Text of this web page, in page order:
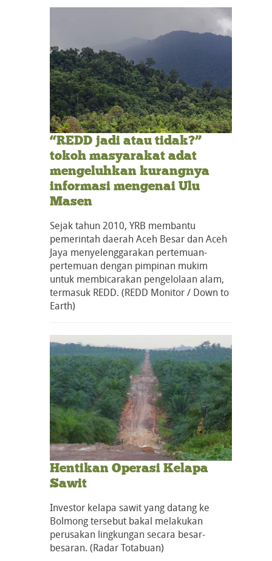
“REDD jadi atau tidak?”
tokoh masyarakat adat
mengeluhkan kurangnya
informasi mengenai Ulu
Masen
Sejak tahun 2010, YRB membantu
pemerintah daerah Aceh Besar dan Aceh
Jaya menyelenggarakan pertemuan-
pertemuan dengan pimpinan mukim
untuk membicarakan pengelolaan alam,
termasuk REDD. (REDD Monitor / Down to
Earth)
Hentikan Operasi Kelapa
Sawit
Investor kelapa sawit yang datang ke
Bolmong tersebut bakal melakukan
perusakan lingkungan secara besar-
besaran. (Radar Totabuan)